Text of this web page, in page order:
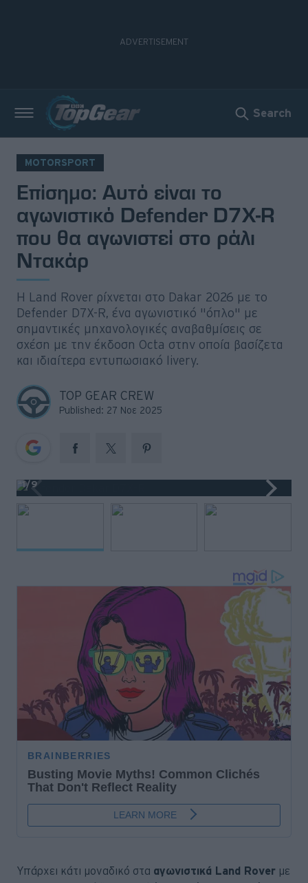
Search
MOTORSPORT
Επίσημο: Αυτό είναι το
αγωνιστικό Defender D7X-R
που θα αγωνιστεί στο ράλι
Ντακάρ
Η Land Rover ρίχνεται στο Dakar 2026 με το
Defender D7X-R, ένα αγωνιστικό "όπλο" με
σημαντικές μηχανολογικές αναβαθμίσεις σε
σχέση με την έκδοση Octa στην οποία βασίζετα
και ιδιαίτερα εντυπωσιακό livery.
TOP GEAR CREW
Published: 27 Νοε 2025
1/9
Υπάρχει κάτι μοναδικό στα αγωνιστικά Land Rover με
Νέα
Δοκιμές
Electric
Motorsport
Άποψη
Viral
Big Reads
Retro
Gaming
Συνεντεύξεις